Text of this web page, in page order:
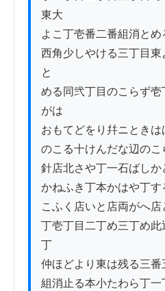
東大
よこ丁壱番二番組消とめ
西角少しやける三丁目
と
める同弐丁目のこらず
がは
おもてどをり幷ニときは
のこる十けんだな辺の
針店北さや丁一石ばしか
かねふき丁本かはや丁
こふく店いと店両がへ
丁壱丁目二丁め三丁め
丁
仲ほどより東は残る三番
組消止る本小たわら丁